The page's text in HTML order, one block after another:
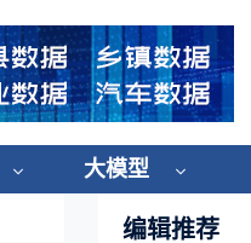
大模型
编辑推荐